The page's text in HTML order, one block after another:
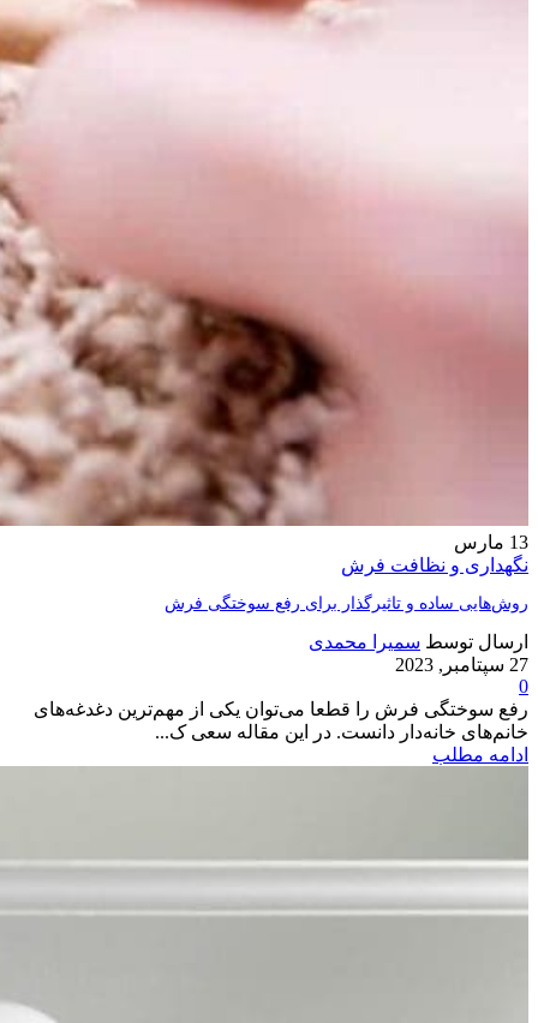
13 مارس
نگهداری و نظافت فرش
روش‌هایی ساده و تاثیرگذار برای رفع سوختگی فرش
ارسال توسط سمیرا محمدی
27 سپتامبر, 2023
0
رفع سوختگی فرش را قطعا می‌توان یکی از مهم‌ترین دغدغه‌های
خانم‌های خانه‌دار دانست. در این مقاله سعی ک...
ادامه مطلب